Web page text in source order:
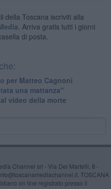
della Toscana iscriviti alla
Arriva gratis tutti i giorni
di posta.
per Matteo Cagnoni
una mattanza"
video della morte
Channel srl - Via Dei Martelli, 8 -
TOSCANA
on line registrato presso il